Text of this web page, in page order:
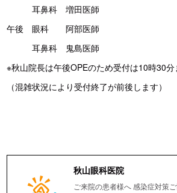
耳鼻科 増田医師
午後 眼科 阿部医師
耳鼻科 鬼島医師
※秋山院長は午後OPEのため受付は10時30分
（混雑状況により受付終了が前後します）
秋山眼科医院
ご来院の患者様へ 感染症対策